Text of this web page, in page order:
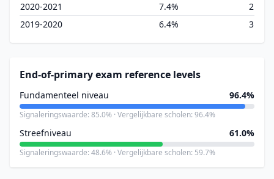
2020-2021
7.4%
2
2019-2020
6.4% 3
End-of-primary exam reference levels
Fundamenteel niveau 96.4%
Signaleringswaarde: 85.0% · Vergelijkbare scholen: 96.4%
Streefniveau 61.0%
Signaleringswaarde: 48.6% · Vergelijkbare scholen: 59.7%